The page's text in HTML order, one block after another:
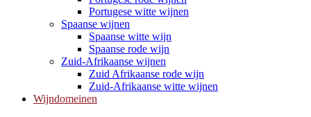
Portugese witte wijnen
Spaanse wijnen
Spaanse witte wijn
Spaanse rode wijn
Zuid-Afrikaanse wijnen
Zuid Afrikaanse rode wijn
Zuid-Afrikaanse witte wijnen
Wijndomeinen